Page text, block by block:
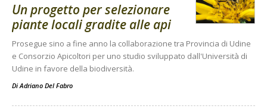
Un progetto per selezionare
piante locali gradite alle api
Prosegue sino a fine anno la collaborazione tra Provincia di Udine
e Consorzio Apicoltori per uno studio sviluppato dall'Università di
Udine in favore della biodiversità.
Di Adriano Del Fabro